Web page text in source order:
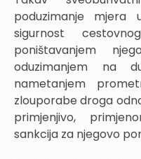
poduzimanje mjera
sigurnost
poništavanjem
oduzimanjem na
nametanjem
zlouporabe droga
primjenjivo,
sankcija za njegovo